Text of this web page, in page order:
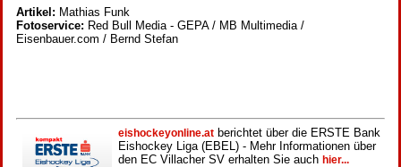
Artikel: Mathias Funk
Fotoservice: Red Bull Media - GEPA / MB Multimedia /
Eisenbauer.com / Bernd Stefan
eishockeyonline.at berichtet über die ERSTE Bank
Eishockey Liga (EBEL) - Mehr Informationen über
den EC Villacher SV erhalten Sie auch hier...